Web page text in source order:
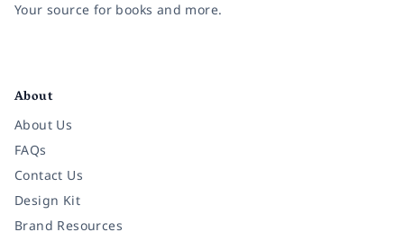
Your source for books and more.
About
About Us
FAQs
Contact Us
Design Kit
Brand Resources